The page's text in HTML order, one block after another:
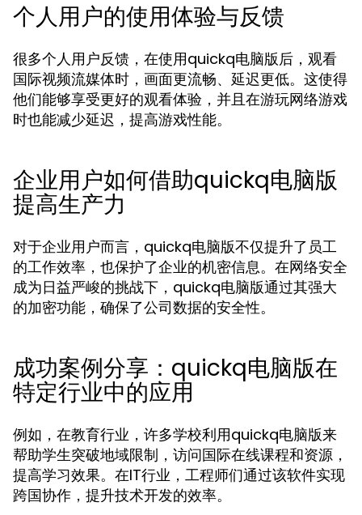
个人用户的使用体验与反馈
很多个人用户反馈，在使用quickq电脑版后，观看
国际视频流媒体时，画面更流畅、延迟更低。这使得
他们能够享受更好的观看体验，并且在游玩网络游戏
时也能减少延迟，提高游戏性能。
企业用户如何借助quickq电脑版
提高生产力
对于企业用户而言，quickq电脑版不仅提升了员工
的工作效率，也保护了企业的机密信息。在网络安全
成为日益严峻的挑战下，quickq电脑版通过其强大
的加密功能，确保了公司数据的安全性。
成功案例分享：quickq电脑版在
特定行业中的应用
例如，在教育行业，许多学校利用quickq电脑版来
帮助学生突破地域限制，访问国际在线课程和资源，
提高学习效果。在IT行业，工程师们通过该软件实现
跨国协作，提升技术开发的效率。